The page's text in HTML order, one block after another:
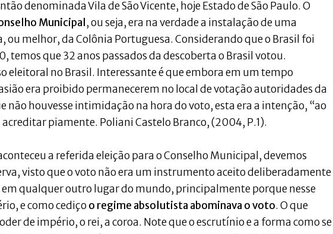
denominada Vila de São Vicente, hoje Estado de São Paulo. O
Municipal , ou seja, era na verdade a instalação de uma
melhor, da Colônia Portuguesa. Considerando que o Brasil foi
temos que 32 anos passados da descoberta o Brasil votou.
eleitoral no Brasil. Interessante é que embora em um tempo
era proibido permanecerem no local de votação autoridades da
não houvesse intimidação na hora do voto, esta era a intenção, “ao
piamente. Poliani Castelo Branco, (2004, P.1).
a referida eleição para o Conselho Municipal, devemos
visto que o voto não era um instrumento aceito deliberadamente
qualquer outro lugar do mundo, principalmente porque nesse
e como cediço o regime absolutista abominava o voto. O que
de império, o rei, a coroa. Note que o escrutínio e a forma como se